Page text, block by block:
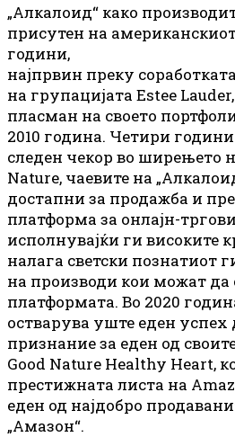
„Алкалоид“ како
присутен на
години,
најпрвин преку
на групацијата Estee
пласман на своето
2010 година. Четири
следен чекор во ширењето
Nature, чаевите на
достапни за продажба и
платформа за онлајн-
исполнувајќи ги високите
налага светски познатиот
на производи кои можат да
платформата. Во 2020
остварува уште еден успех
признание за еден од
Good Nature Healthy Heart,
престижната листа на
еден од најдобро
„Амазон“.